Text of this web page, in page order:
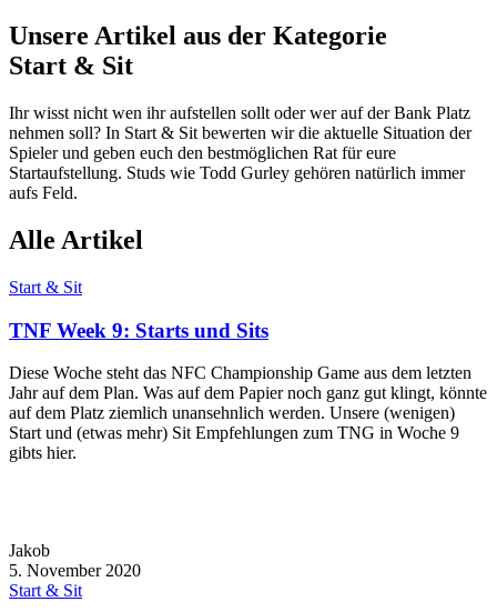
Unsere Artikel aus der Kategorie
Start & Sit
Ihr wisst nicht wen ihr aufstellen sollt oder wer auf der Bank Platz
nehmen soll? In Start & Sit bewerten wir die aktuelle Situation der
Spieler und geben euch den bestmöglichen Rat für eure
Startaufstellung. Studs wie Todd Gurley gehören natürlich immer
aufs Feld.
Alle Artikel
Start & Sit
TNF Week 9: Starts und Sits
Diese Woche steht das NFC Championship Game aus dem letzten
Jahr auf dem Plan. Was auf dem Papier noch ganz gut klingt, könnte
auf dem Platz ziemlich unansehnlich werden. Unsere (wenigen)
Start und (etwas mehr) Sit Empfehlungen zum TNG in Woche 9
gibts hier.
Jakob
5. November 2020
Start & Sit